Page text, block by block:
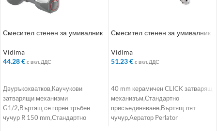
Смесител стенен за умивалник
Vidima
44.28€ с вкл. ДДС
Двуръкохватков,Каучукови
затварящи механизми
G1/2,Въртящ се горен тръбен
чучур R 150 mm,Стандартно
Смесител стенен за умивалник
Vidima
51.23€ с вкл. ДДС
40 mm керамичен CLICK затварящ
механизъм,Стандартно
присъединяване,Въртящ лят
чучур,Аератор Perlator